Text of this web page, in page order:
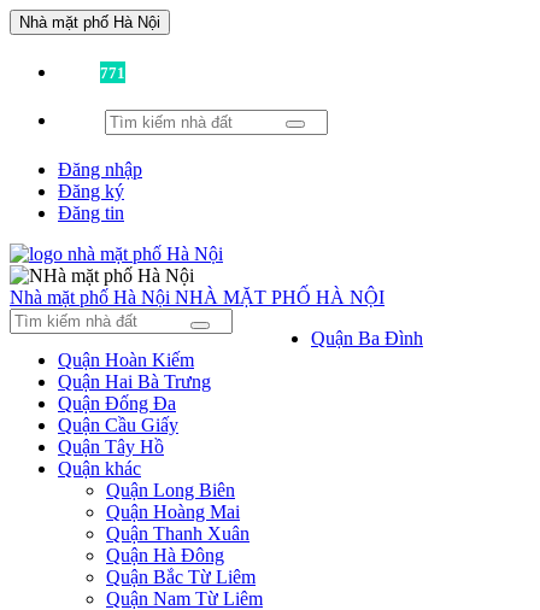
Nhà mặt phố Hà Nội
771
Đăng nhập
Đăng ký
Đăng tin
Nhà mặt phố Hà Nội NHÀ MẶT PHỐ HÀ NỘI
Quận Ba Đình
Quận Hoàn Kiếm
Quận Hai Bà Trưng
Quận Đống Đa
Quận Cầu Giấy
Quận Tây Hồ
Quận khác
Quận Long Biên
Quận Hoàng Mai
Quận Thanh Xuân
Quận Hà Đông
Quận Bắc Từ Liêm
Quận Nam Từ Liêm